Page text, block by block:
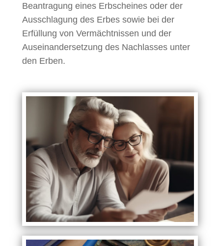
Beantragung eines Erbscheines oder der
Ausschlagung des Erbes sowie bei der
Erfüllung von Vermächtnissen und der
Auseinandersetzung des Nachlasses unter
den Erben.